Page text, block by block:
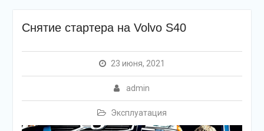
Снятие стартера на Volvo S40
23 июня, 2021
admin
Эксплуатация